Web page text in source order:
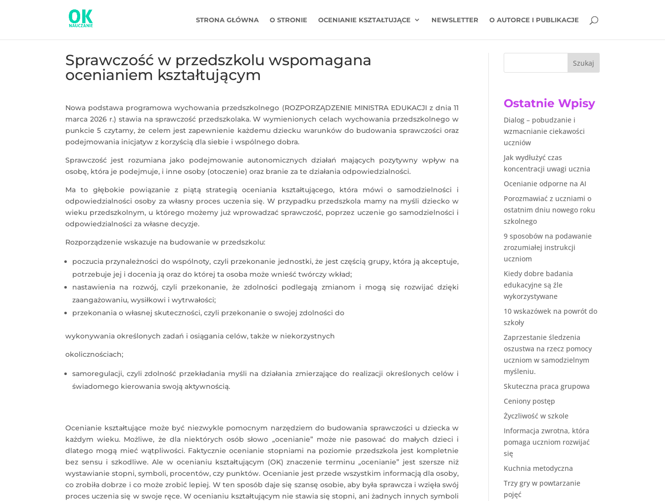
STRONA GŁÓWNA O STRONIE OCENIANIE KSZTAŁTUJĄCE NEWSLETTER O AUTORCE I PUBLIKACJE
Sprawczość w przedszkolu wspomagana
ocenianiem kształtującym
Nowa podstawa programowa wychowania przedszkolnego (ROZPORZĄDZENIE MINISTRA EDUKACJI z dnia 11
marca 2026 r.) stawia na sprawczość przedszkolaka. W wymienionych celach wychowania przedszkolnego w
punkcie 5 czytamy, że celem jest zapewnienie każdemu dziecku warunków do budowania sprawczości oraz
podejmowania inicjatyw z korzyścią dla siebie i wspólnego dobra.
Sprawczość jest rozumiana jako podejmowanie autonomicznych działań mających pozytywny wpływ na
osobę, która je podejmuje, i inne osoby (otoczenie) oraz branie za te działania odpowiedzialności.
Ma to głębokie powiązanie z piątą strategią oceniania kształtującego, która mówi o samodzielności i
odpowiedzialności osoby za własny proces uczenia się. W przypadku przedszkola mamy na myśli dziecko w
wieku przedszkolnym, u którego możemy już wprowadzać sprawczość, poprzez uczenie go samodzielności i
odpowiedzialności za własne decyzje.
Rozporządzenie wskazuje na budowanie w przedszkolu:
poczucia przynależności do wspólnoty, czyli przekonanie jednostki, że jest częścią grupy, która ją akceptuje,
potrzebuje jej i docenia ją oraz do której ta osoba może wnieść twórczy wkład;
nastawienia na rozwój, czyli przekonanie, że zdolności podlegają zmianom i mogą się rozwijać dzięki
zaangażowaniu, wysiłkowi i wytrwałości;
przekonania o własnej skuteczności, czyli przekonanie o swojej zdolności do
wykonywania określonych zadań i osiągania celów, także w niekorzystnych
okolicznościach;
samoregulacji, czyli zdolność przekładania myśli na działania zmierzające do realizacji określonych celów i
świadomego kierowania swoją aktywnością.
Ocenianie kształtujące może być niezwykle pomocnym narzędziem do budowania sprawczości u dziecka w
każdym wieku. Możliwe, że dla niektórych osób słowo „ocenianie” może nie pasować do małych dzieci i
dlatego mogą mieć wątpliwości. Faktycznie ocenianie stopniami na poziomie przedszkola jest kompletnie
bez sensu i szkodliwe. Ale w ocenianiu kształtującym (OK) znaczenie terminu „ocenianie” jest szersze niż
wystawianie stopni, symboli, procentów, czy punktów. Ocenianie jest przede wszystkim informacją dla osoby,
co zrobiła dobrze i co może zrobić lepiej. W ten sposób daje się szansę osobie, aby była sprawcza i wzięła swój
proces uczenia się w swoje ręce. W ocenianiu kształtującym nie stawia się stopni, ani żadnych innych symboli
Szukaj
Ostatnie Wpisy
Dialog – pobudzanie i
wzmacnianie ciekawości
uczniów
Jak wydłużyć czas
koncentracji uwagi ucznia
Ocenianie odporne na AI
Porozmawiać z uczniami o
ostatnim dniu nowego roku
szkolnego
9 sposobów na podawanie
zrozumiałej instrukcji
uczniom
Kiedy dobre badania
edukacyjne są źle
wykorzystywane
10 wskazówek na powrót do
szkoły
Zaprzestanie śledzenia
oszustwa na rzecz pomocy
uczniom w samodzielnym
myśleniu.
Skuteczna praca grupowa
Ceniony postęp
Życzliwość w szkole
Informacja zwrotna, która
pomaga uczniom rozwijać
się
Kuchnia metodyczna
Trzy gry w powtarzanie
pojęć